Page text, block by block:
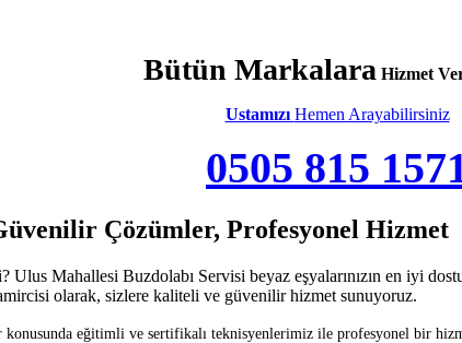
Bütün Markalara Hizmet
Ustamızı Hemen Arayabilirsiniz
0505 815
Çözümler, Profesyonel Hizmet
Mahallesi Buzdolabı Servisi beyaz eşyalarınızın en iyi
olarak, sizlere kaliteli ve güvenilir hizmet sunuyoruz.
eğitimli ve sertifikalı teknisyenlerimiz ile profesyonel bir